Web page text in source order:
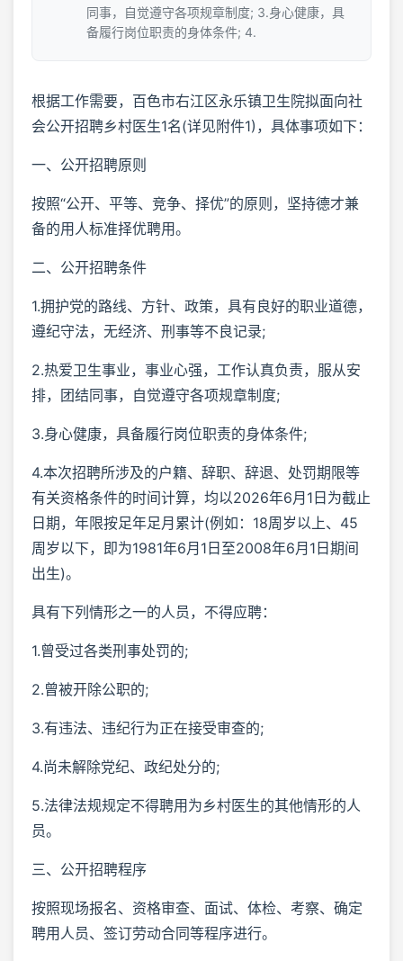
同事，自觉遵守各项规章制度; 3.身心健康，具
备履行岗位职责的身体条件; 4.
根据工作需要，百色市右江区永乐镇卫生院拟面向社
会公开招聘乡村医生1名(详见附件1)，具体事项如下：
一、公开招聘原则
按照“公开、平等、竞争、择优”的原则，坚持德才兼
备的用人标准择优聘用。
二、公开招聘条件
1.拥护党的路线、方针、政策，具有良好的职业道德，
遵纪守法，无经济、刑事等不良记录;
2.热爱卫生事业，事业心强，工作认真负责，服从安
排，团结同事，自觉遵守各项规章制度;
3.身心健康，具备履行岗位职责的身体条件;
4.本次招聘所涉及的户籍、辞职、辞退、处罚期限等
有关资格条件的时间计算，均以2026年6月1日为截止
日期，年限按足年足月累计(例如：18周岁以上、45
周岁以下，即为1981年6月1日至2008年6月1日期间
出生)。
具有下列情形之一的人员，不得应聘：
1.曾受过各类刑事处罚的;
2.曾被开除公职的;
3.有违法、违纪行为正在接受审查的;
4.尚未解除党纪、政纪处分的;
5.法律法规规定不得聘用为乡村医生的其他情形的人
员。
三、公开招聘程序
按照现场报名、资格审查、面试、体检、考察、确定
聘用人员、签订劳动合同等程序进行。